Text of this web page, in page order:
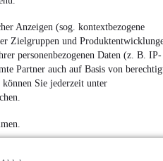
Anzeigen (sog. kontextbezogene
Zielgruppen und
personenbezogenen Daten (z. B. IP-
Partner auch auf Basis von
Sie jederzeit unter
E-Bikes